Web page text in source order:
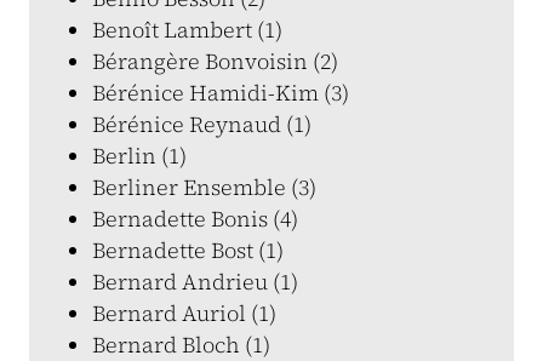
Benoît Lambert (1)
Bérangère Bonvoisin (2)
Bérénice Hamidi-Kim (3)
Bérénice Reynaud (1)
Berlin (1)
Berliner Ensemble (3)
Bernadette Bonis (4)
Bernadette Bost (1)
Bernard Andrieu (1)
Bernard Auriol (1)
Bernard Bloch (1)